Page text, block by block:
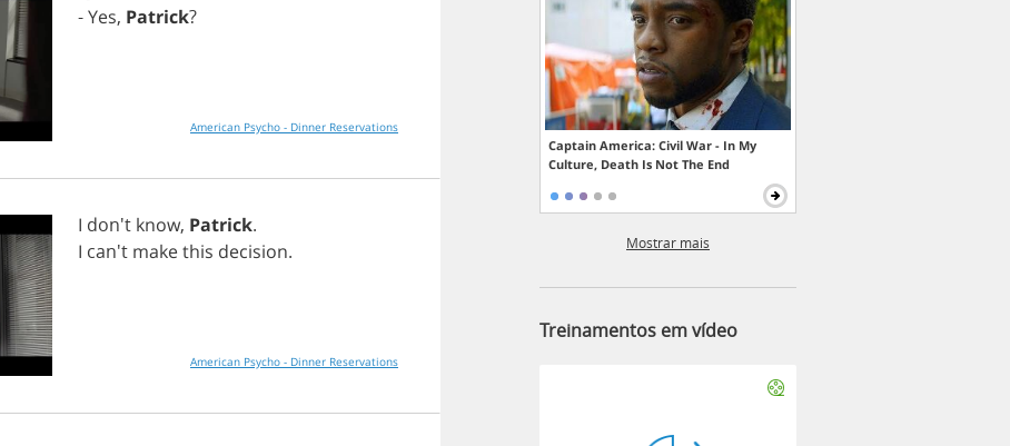
-Yes, Patrick?
American Psycho - Dinner Reservations
I don't know, Patrick.
I can't makethis decision.
American Psycho - Dinner Reservations
Captain America: Civil War - In My
Culture, Death Is Not The End
Mostrar mais
Treinamentos em vídeo